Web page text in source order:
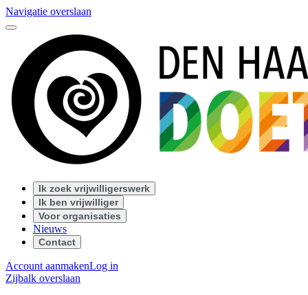
Navigatie overslaan
Ik zoek vrijwilligerswerk
Ik ben vrijwilliger
Voor organisaties
Nieuws
Contact
Account aanmakenLog in
Zijbalk overslaan